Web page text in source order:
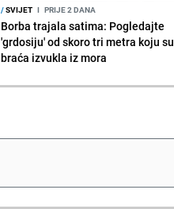
/SVIJET I PRIJE 2 DANA
Borba trajala satima: Pogledajte
'grdosiju' od skoro tri metra koju su
braća izvukla iz mora